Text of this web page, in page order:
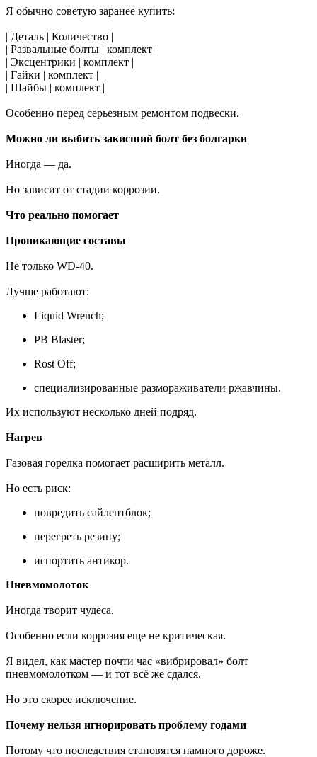
Я обычно советую заранее купить:
| Деталь | Количество |
| Развальные болты | комплект |
| Эксцентрики | комплект |
| Гайки | комплект |
| Шайбы | комплект |
Особенно перед серьезным ремонтом подвески.
Можно ли выбить закисший болт без болгарки
Иногда — да.
Но зависит от стадии коррозии.
Что реально помогает
Проникающие составы
Не только WD-40.
Лучше работают:
Liquid Wrench;
PB Blaster;
Rost Off;
специализированные размораживатели ржавчины.
Их используют несколько дней подряд.
Нагрев
Газовая горелка помогает расширить металл.
Но есть риск:
повредить сайлентблок;
перегреть резину;
испортить антикор.
Пневмомолоток
Иногда творит чудеса.
Особенно если коррозия еще не критическая.
Я видел, как мастер почти час «вибрировал» болт
пневмомолотком — и тот всё же сдался.
Но это скорее исключение.
Почему нельзя игнорировать проблему годами
Потому что последствия становятся намного дороже.